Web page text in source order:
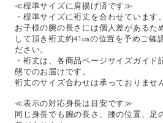
≪標準サイズに肩揚げ済です≫
・標準サイズに裄丈を合わせています。
お子様の腕の長さには個人差があるた
して頂き裄丈約41㎝の位置を予めご確
ださい。
・裄丈は、各商品ページサイズガイド
態でのお届けです。
裄丈のサイズ合わせは承っておりませ
≪表示の対応身長は目安です≫
同じ身長でも腕の長さ、腰の位置、足